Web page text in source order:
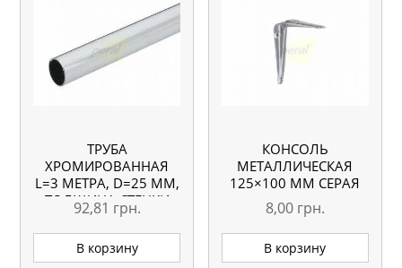
ТРУБА
ХРОМИРОВАННАЯ
L=3 МЕТРА, D=25 ММ,
ТОЛЩИНА СТЕНКИ
0,6 ММ
92,81 грн.
В корзину
КОНСОЛЬ
МЕТАЛЛИЧЕСКАЯ
125×100 ММ СЕРАЯ
8,00 грн.
В корзину